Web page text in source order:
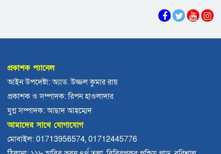
ভোলায় পঞ্চম শ্রেণির ছাত্রীকে সংঘবদ্ধ ধর্ষণের
লোডশেডিংয়ে বিপর্যস্ত কুয়াকাটা, মুখ থুবড়ে পড়ছে
পর্যটন ব্যবসা
বরগুনায় মৃত ভেবে মিলাদ, ১৭ বছর পর বাড়ি ফিরলেন
আলমগীর
ববি শিক্ষককে সাময়িক বরখাস্ত
প্রকাশক প্যানেল
আইন উপদেষ্টা: অ্যাড. উজ্জল কুমার রায়
প্রকাশক ও সম্পাদক: রিপন হাওলাদার
যুগ্ন সম্পাদক: আছাদ আহম্মেদ
আমাদের সাথে যোগাযোগ
মোবাইল: 01713956574, 01712445776